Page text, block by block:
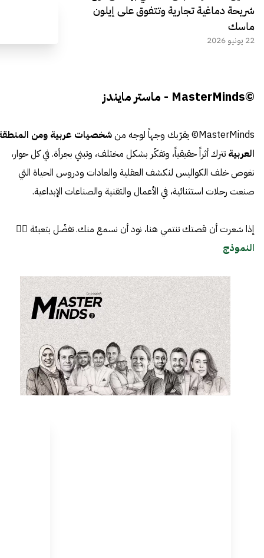
شريحة دماغية تجارية وتتفوق على إيلون
ماسك
22 يونيو 2026
©MasterMinds - ماستر مايندز
MasterMinds© يقرّبك وجهاً لوجه من
شخصيات عربية ومن
العربية تترك أثراً حقيقياً، وتفكّر بشكل مختلف، وتبني بجرأة. في كل حوار،
نغوص خلف الكواليس لنكشف العقلية والعادات ودروس الحياة التي
صنعت رحلات استثنائية، في الأعمال والتقنية والصناعات الإبداعية.
إذا شعرت أن قصتك تنتمي هنا، نود أن نسمع منك. تفضّل بتعبئة 👈🏼
النموذج